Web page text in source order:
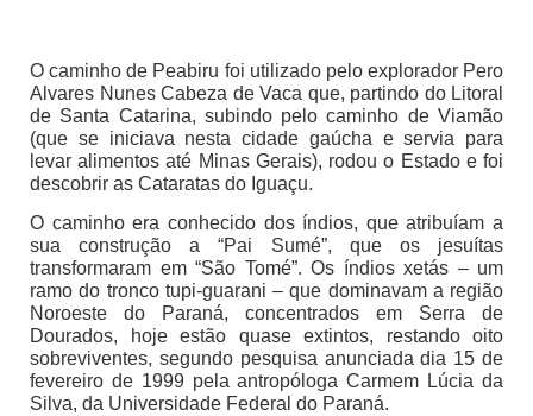
O caminho de Peabiru foi utilizado pelo explorador Pero
Alvares Nunes Cabeza de Vaca que, partindo do Litoral
de Santa Catarina, subindo pelo caminho de Viamão
(que se iniciava nesta cidade gaúcha e servia para
levar alimentos até Minas Gerais), rodou o Estado e foi
descobrir as Cataratas do Iguaçu.
O caminho era conhecido dos índios, que atribuíam a
sua construção a “Pai Sumé”, que os jesuítas
transformaram em “São Tomé”. Os índios xetás – um
ramo do tronco tupi-guarani – que dominavam a região
Noroeste do Paraná, concentrados em Serra de
Dourados, hoje estão quase extintos, restando oito
sobreviventes, segundo pesquisa anunciada dia 15 de
fevereiro de 1999 pela antropóloga Carmem Lúcia da
Silva, da Universidade Federal do Paraná.